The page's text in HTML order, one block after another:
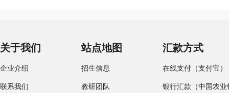
关于我们
企业介绍
联系我们
站点地图
招生信息
教研团队
汇款方式
在线支付（支付宝）
银行汇款（中国农业